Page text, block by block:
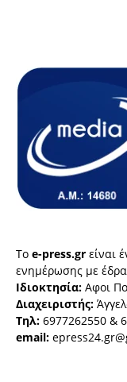
Το e-press.gr είναι
ενημέρωσης με έδρα
Ιδιοκτησία: Αφοι
Διαχειριστής:
Τηλ: 6977262550 &
email: